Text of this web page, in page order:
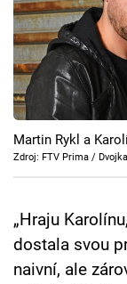
Filmy
Seriály
Hry
Cool Esport
Pořady
TV Program
Martin Rykl a
Zdroj: FTV Prima /
„Hraju
dostala svou
naivní, ale